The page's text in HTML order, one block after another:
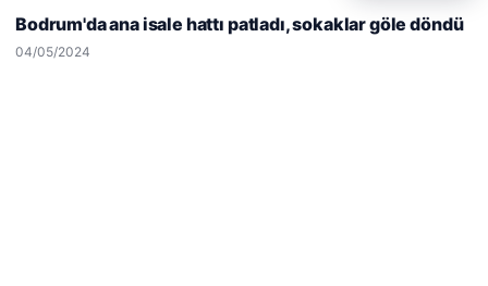
Enes Kaplan Avukatlık Bürosu
Bodrum'da ana isale hattı patladı, sokaklar göle döndü
04/05/2024